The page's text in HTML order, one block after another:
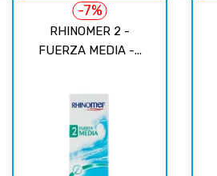
RHINOMER 2 -
FUERZA MEDIA -...
-7%